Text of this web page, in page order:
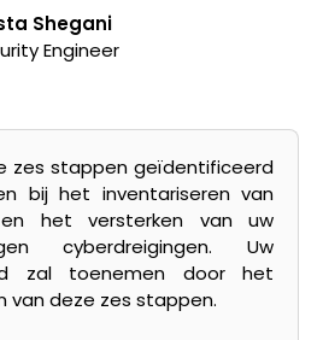
Shegani
Engineer
zes stappen geïdentificeerd
bij het inventariseren van
en het versterken van uw
cyberdreigingen. Uw
zal toenemen door het
van deze zes stappen.